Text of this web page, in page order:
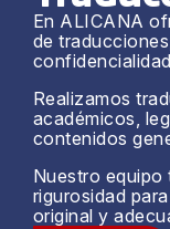
En ALICANA
de
Realizamos
académicos,
contenidos
Nuestro
rigurosidad
original y